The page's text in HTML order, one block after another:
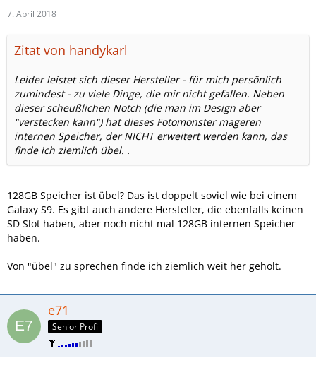
7. April 2018
Zitat von handykarl
Leider leistet sich dieser Hersteller - für mich persönlich
zumindest - zu viele Dinge, die mir nicht gefallen. Neben
dieser scheußlichen Notch (die man im Design aber
"verstecken kann") hat dieses Fotomonster mageren
internen Speicher, der NICHT erweitert werden kann, das
finde ich ziemlich übel. .
128GB Speicher ist übel? Das ist doppelt soviel wie bei einem
Galaxy S9. Es gibt auch andere Hersteller, die ebenfalls keinen
SD Slot haben, aber noch nicht mal 128GB internen Speicher
haben.
Von "übel" zu sprechen finde ich ziemlich weit her geholt.
e71
Senior Profi